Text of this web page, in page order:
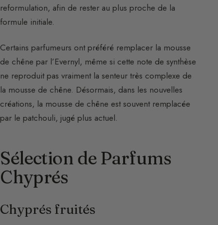
reformulation, afin de rester au plus proche de la
formule initiale.
Certains parfumeurs ont préféré remplacer la mousse
de chêne par l’Evernyl, même si cette note de synthèse
ne reproduit pas vraiment la senteur très complexe de
la mousse de chêne. Désormais, dans les nouvelles
créations, la mousse de chêne est souvent remplacée
par le patchouli, jugé plus actuel.
Sélection de Parfums
Chyprés
Chyprés fruités